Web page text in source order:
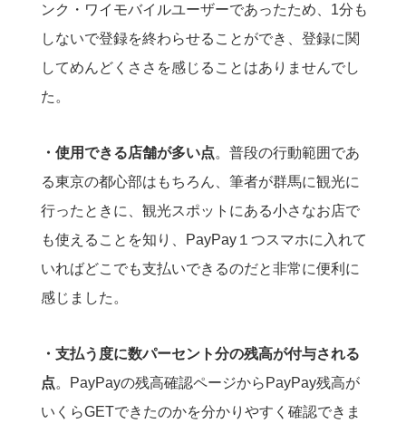
ンク・ワイモバイルユーザーであったため、1分も
しないで登録を終わらせることができ、登録に関
してめんどくささを感じることはありませんでし
た。
・使用できる店舗が多い点。普段の行動範囲であ
る東京の都心部はもちろん、筆者が群馬に観光に
行ったときに、観光スポットにある小さなお店で
も使えることを知り、PayPay１つスマホに入れて
いればどこでも支払いできるのだと非常に便利に
感じました。
・支払う度に数パーセント分の残高が付与される
点。PayPayの残高確認ページからPayPay残高が
いくらGETできたのかを分かりやすく確認できま